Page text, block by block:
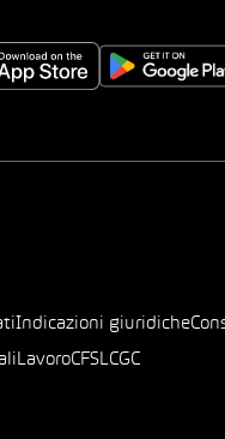
Indicazioni giuridiche
LavoroCFSLCGC